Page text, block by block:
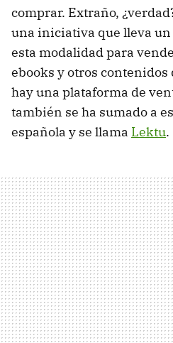
comprar. Extraño,
una iniciativa que lleva
esta modalidad para
ebooks y otros
hay una plataforma de
también se ha sumado a
española y se llama Lektu.